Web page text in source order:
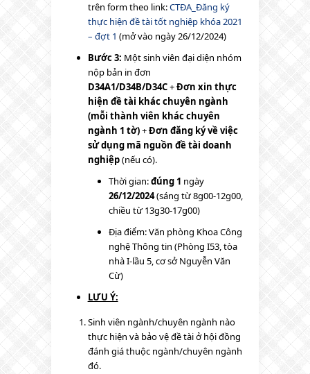
trên form theo link:CTĐA_Đăng ký
thực hiện đề tài tốt nghiệp khóa 2021
– đợt 1 (mở vào ngày 26/12/2024)
Bước 3: Một sinh viên đại diện nhóm
nộp bản in đơn
D34A1/D34B/D34C+Đơn xin thực
hiện đề tài khác chuyên ngành
(mỗi thành viên khác chuyên
ngành 1 tờ)+Đơn đăng ký về việc
sử dụng mã nguồn đề tài doanh
nghiệp(nếu có).
Thời gian:đúng 1 ngày
26/12/2024(sáng từ 8g00-12g00,
chiều từ 13g30-17g00)
Địa điểm: Văn phòng Khoa Công
nghệ Thông tin (Phòng I53, tòa
nhà I-lầu 5, cơ sở Nguyễn Văn
Cừ)
LƯU Ý:
Sinh viên ngành/chuyên ngành nào
thực hiện và bảo vệ đề tài ở hội đồng
đánh giá thuộc ngành/chuyên ngành
đó.